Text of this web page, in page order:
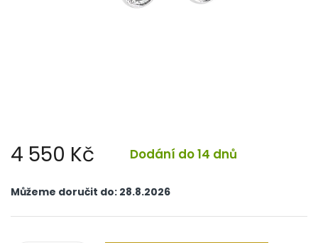
4 550 Kč Dodání do 14 dnů
cena:
Můžeme doručit do: 28.8.2026